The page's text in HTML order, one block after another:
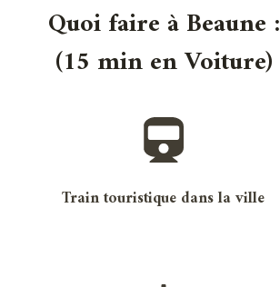
Quoi faire à Beaune :
(15 min en Voiture)
Train touristique dans la ville